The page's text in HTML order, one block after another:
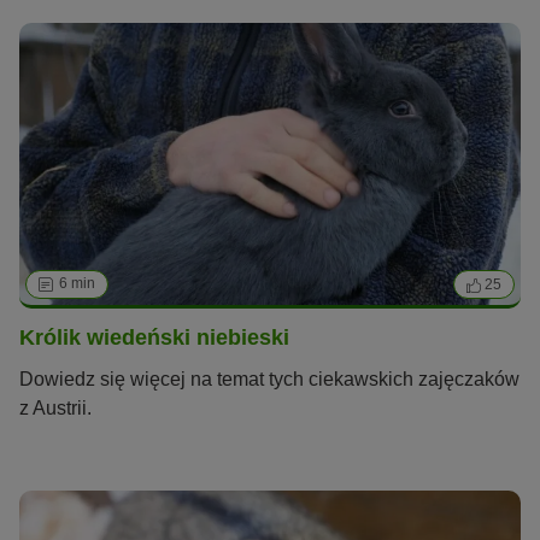
6 min 25
Królik wiedeński niebieski
Dowiedz się więcej na temat tych ciekawskich zajęczaków
z Austrii.